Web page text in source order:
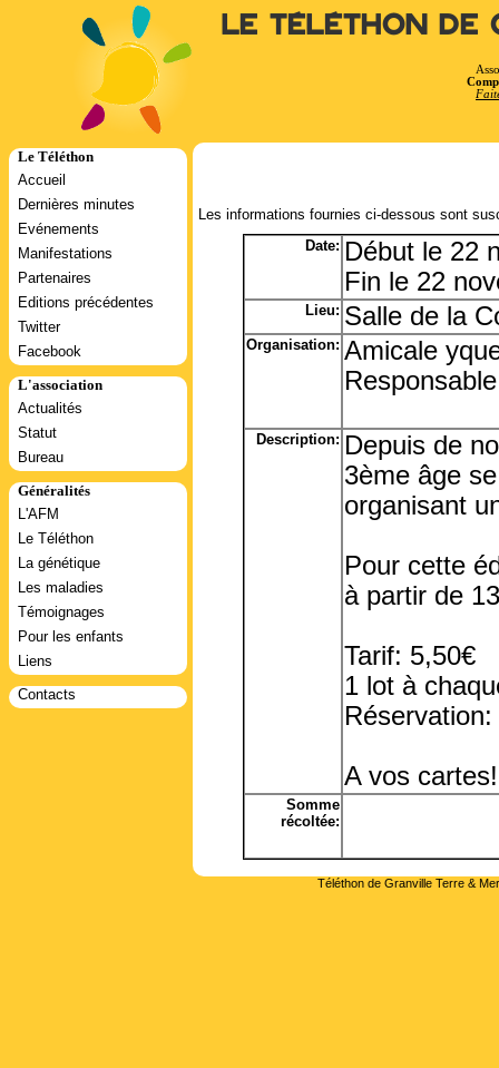
Le Téléthon de
Le Téléthon
Accueil
Dernières minutes
Evénements
Manifestations
Partenaires
Editions précédentes
Twitter
Facebook
L'association
Actualités
Statut
Bureau
Généralités
L'AFM
Le Téléthon
La génétique
Les maladies
Témoignages
Pour les enfants
Liens
Contacts
Les informations fournies ci-dessous sont
Date: Début le 22
Fin le 22
Lieu: Salle de la
Organisation: Amicale
Description: Depuis de
3ème âge
organisant
Pour cette
à partir de
Tarif: 5,50€
1 lot à
A vos cartes!
Somme
récoltée:
Téléthon de Granville Terre &